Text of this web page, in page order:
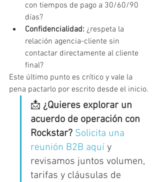
con tiempos de pago a 30/60/90
días?
Confidencialidad: ¿respeta la
relación agencia-cliente sin
contactar directamente al cliente
final?
Este último punto es crítico y vale la
pena pactarlo por escrito desde el inicio.
📩 ¿Quieres explorar un
acuerdo de operación con
Rockstar? Solicita una
reunión B2B aquí y
revisamos juntos volumen,
tarifas y cláusulas de